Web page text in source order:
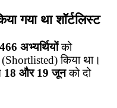
गया था शॉर्टलिस्ट
466 अभ्यर्थियोंको
किया था।
18 और 19 जूनको दो